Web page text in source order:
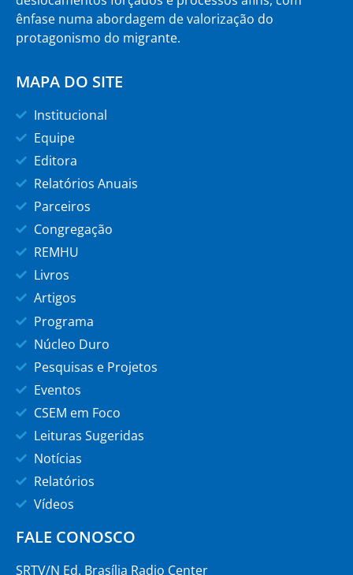
ênfase numa abordagem de valorização do
protagonismo do migrante.
MAPA DO SITE
Institucional
Equipe
Editora
Relatórios Anuais
Parceiros
Congregação
REMHU
Livros
Artigos
Programa
Núcleo Duro
Pesquisas e Projetos
Eventos
CSEM em Foco
Leituras Sugeridas
Notícias
Relatórios
Vídeos
FALE CONOSCO
SRTV/N Ed. Brasília Radio Center